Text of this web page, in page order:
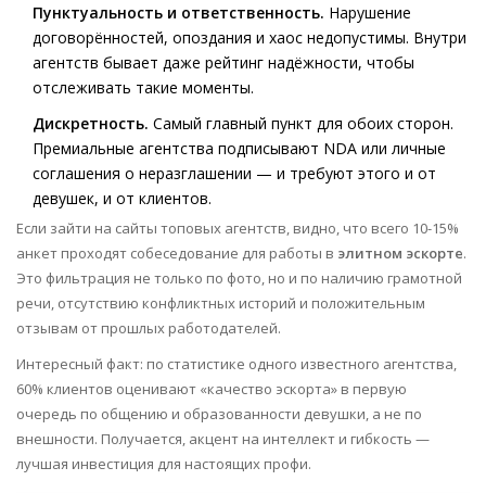
Пунктуальность и ответственность. Нарушение
договорённостей, опоздания и хаос недопустимы. Внутри
агентств бывает даже рейтинг надёжности, чтобы
отслеживать такие моменты.
Дискретность. Самый главный пункт для обоих сторон.
Премиальные агентства подписывают NDA или личные
соглашения о неразглашении — и требуют этого и от
девушек, и от клиентов.
Если зайти на сайты топовых агентств, видно, что всего 10-15%
анкет проходят собеседование для работы в элитном эскорте.
Это фильтрация не только по фото, но и по наличию грамотной
речи, отсутствию конфликтных историй и положительным
отзывам от прошлых работодателей.
Интересный факт: по статистике одного известного агентства,
60% клиентов оценивают «качество эскорта» в первую
очередь по общению и образованности девушки, а не по
внешности. Получается, акцент на интеллект и гибкость —
лучшая инвестиция для настоящих профи.